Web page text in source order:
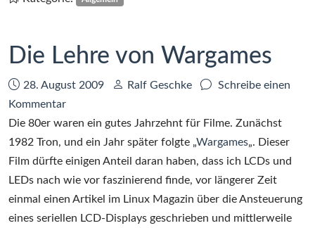
Nachtrag
Newsticker
Die Lehre von Wargames
Datum:
28. August 2009 Autor:
Ralf Geschke
Schreibe einen
Kommentarzu
Die
Lehre
von
Wargames
Die 80er waren ein gutes Jahrzehnt für Filme. Zunächst
1982 Tron, und ein Jahr später folgte „Wargames„. Dieser
Film dürfte einigen Anteil daran haben, dass ich LCDs und
LEDs nach wie vor faszinierend finde, vor längerer Zeit
einmal einen Artikel im Linux Magazin über die Ansteuerung
eines seriellen LCD-Displays geschrieben und mittlerweile